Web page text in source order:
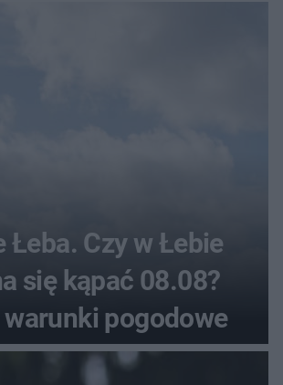
Łeba. Czy w Łebie
się kąpać 08.08?
warunki pogodowe